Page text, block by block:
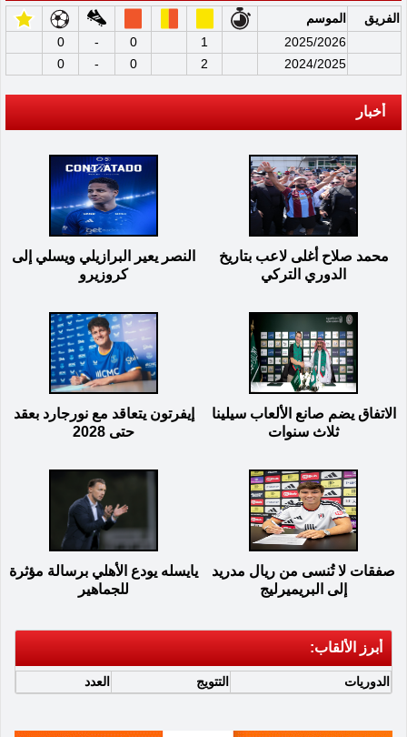
الفريق
الموسم
2025/2026
1
0
-
0
2024/2025
2
0
-
0
أخبار
محمد صلاح أغلى لاعب بتاريخ
الدوري التركي
النصر يعير البرازيلي ويسلي إلى
كروزيرو
الاتفاق يضم صانع الألعاب سيلينا
ثلاث سنوات
إيفرتون يتعاقد مع نورجارد بعقد
حتى 2028
صفقات لا تُنسى من ريال مدريد
إلى البريميرليج
يايسله يودع الأهلي برسالة مؤثرة
للجماهير
أبرز الألقاب:
الدوريات التتويج العدد